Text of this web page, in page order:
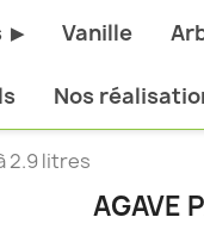
▶
fruitiers
et arbustes
Vanille
Nos
2.9 litres
AGAVE